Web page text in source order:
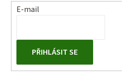
E-mail
PŘIHLÁSIT SE